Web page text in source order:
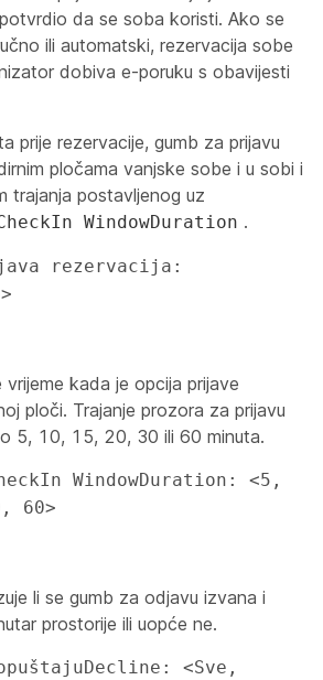
da se soba koristi. Ako se
ili automatski, rezervacija sobe
dobiva e-poruku s obavijesti
prije rezervacije, gumb za prijavu
pločama vanjske sobe i u sobi i
trajanja postavljenog uz
WindowDuration .
rezervacija:
kada je opcija prijave
ploči. Trajanje prozora za prijavu
5, 10, 15, 20, 30 ili 60 minuta.
WindowDuration: <5,
60>
li se gumb za odjavu izvana i
prostorije ili uopće ne.
<Sve,